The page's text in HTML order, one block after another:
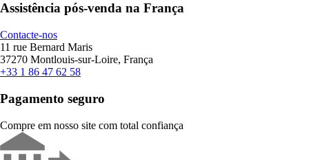
Assistência pós-venda na França
Contacte-nos
11 rue Bernard Maris
37270 Montlouis-sur-Loire, França
+33 1 86 47 62 58
Pagamento seguro
Compre em nosso site com total confiança